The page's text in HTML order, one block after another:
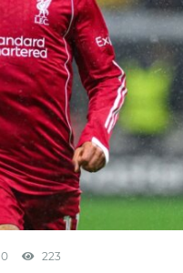
0 223